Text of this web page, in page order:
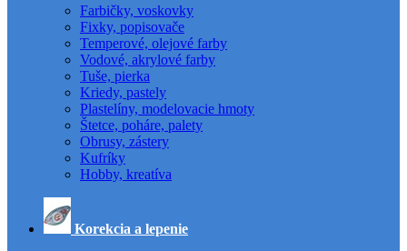
Farbičky, voskovky
Fixky, popisovače
Temperové, olejové farby
Vodové, akrylové farby
Tuše, pierka
Kriedy, pastely
Plastelíny, modelovacie hmoty
Štetce, poháre, palety
Obrusy, zástery
Kufríky
Hobby, kreatíva
Korekcia a lepenie